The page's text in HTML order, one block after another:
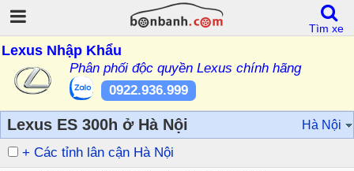
Lexus Nhập Khẩu
Phân phối độc quyền Lexus chính hãng
0922.936.999
Lexus ES 300h ở Hà Nội Hà Nội
+ Các tỉnh lân cận Hà Nội
Tìm xe